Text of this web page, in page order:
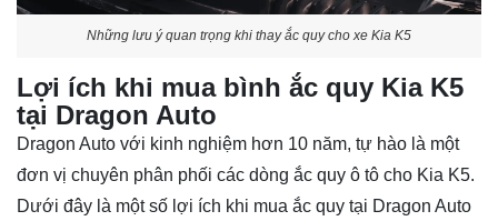
Những lưu ý quan trọng khi thay ắc quy cho xe Kia K5
Lợi ích khi mua bình ắc quy Kia K5
tại Dragon Auto
Dragon Auto với kinh nghiệm hơn 10 năm, tự hào là một
đơn vị chuyên phân phối các dòng ắc quy ô tô cho Kia K5.
Dưới đây là một số lợi ích khi mua ắc quy tại Dragon Auto